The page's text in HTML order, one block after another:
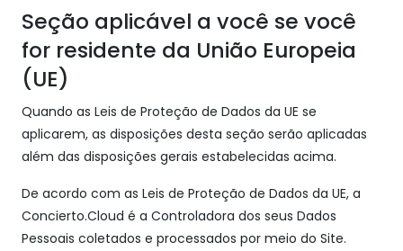
Seção aplicável a você se você
for residente da União Europeia
(UE)
Quando as Leis de Proteção de Dados da UE se
aplicarem, as disposições desta seção serão aplicadas
além das disposições gerais estabelecidas acima.
De acordo com as Leis de Proteção de Dados da UE, a
Concierto.Cloud é a Controladora dos seus Dados
Pessoais coletados e processados por meio do Site.